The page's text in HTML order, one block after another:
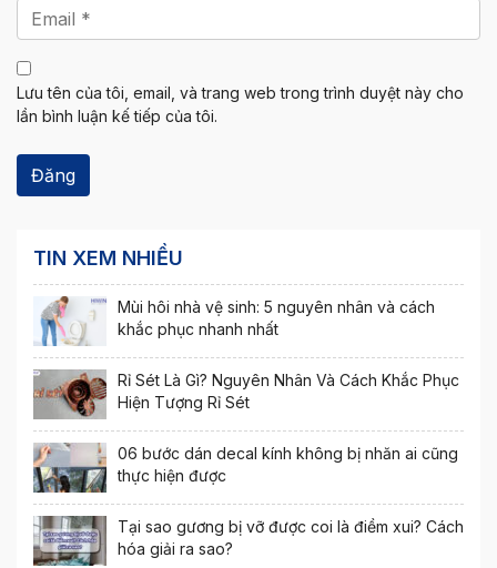
Lưu tên của tôi, email, và trang web trong trình duyệt này cho
lần bình luận kế tiếp của tôi.
TIN XEM NHIỀU
Mùi hôi nhà vệ sinh: 5 nguyên nhân và cách
khắc phục nhanh nhất
Rỉ Sét Là Gì? Nguyên Nhân Và Cách Khắc Phục
Hiện Tượng Rỉ Sét
06 bước dán decal kính không bị nhăn ai cũng
thực hiện được
Tại sao gương bị vỡ được coi là điềm xui? Cách
hóa giải ra sao?